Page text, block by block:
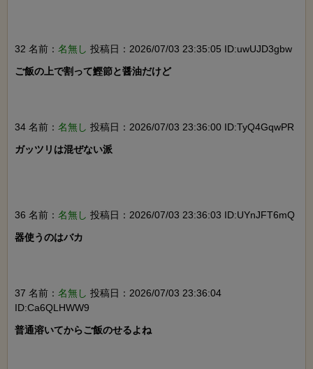
32 名前： 名無し 投稿日：2026/07/03 23:35:05 ID:uwUJD3gbw
ご飯の上で割って鰹節と醤油だけど
34 名前： 名無し 投稿日：2026/07/03 23:36:00 ID:TyQ4GqwPR
ガッツリは混ぜない派
36 名前： 名無し 投稿日：2026/07/03 23:36:03 ID:UYnJFT6mQ
器使うのはバカ
37 名前： 名無し 投稿日：2026/07/03 23:36:04
ID:Ca6QLHWW9
普通溶いてからご飯のせるよね